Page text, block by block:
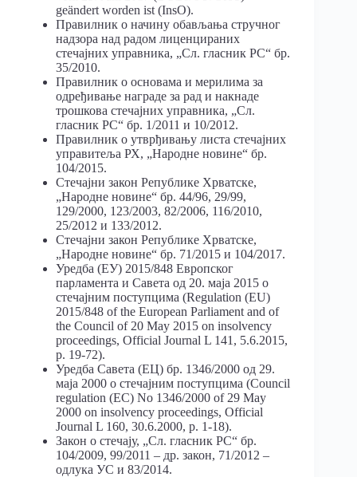
geändert worden ist (InsO).
Правилник о начину обављања стручног
надзора над радом лиценцираних
стечајних управника, „Сл. гласник РС“ бр.
35/2010.
Правилник о основама и мерилима за
одређивање награде за рад и накнаде
трошкова стечајних управника, „Сл.
гласник РС“ бр. 1/2011 и 10/2012.
Правилник о утврђивању листа стечајних
управитеља РХ, „Народне новине“ бр.
104/2015.
Стечајни закон Републике Хрватске,
„Народне новине“ бр. 44/96, 29/99,
129/2000, 123/2003, 82/2006, 116/2010,
25/2012 и 133/2012.
Стечајни закон Републике Хрватске,
„Народне новине“ бр. 71/2015 и 104/2017.
Уредба (ЕУ) 2015/848 Европског
парламента и Савета од 20. маја 2015 о
стечајним поступцима (Regulation (EU)
2015/848 of the European Parliament and of
the Council of 20 May 2015 on insolvency
proceedings, Official Journal L 141, 5.6.2015,
p. 19-72).
Уредба Савета (ЕЦ) бр. 1346/2000 од 29.
маја 2000 о стечајним поступцима (Council
regulation (EC) No 1346/2000 of 29 May
2000 on insolvency proceedings, Official
Journal L 160, 30.6.2000, p. 1-18).
Закон о стечају, „Сл. гласник РС“ бр.
104/2009, 99/2011 – др. закон, 71/2012 –
одлука УС и 83/2014.